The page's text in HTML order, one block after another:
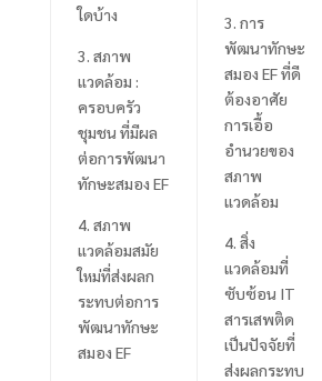
ใดบ้าง
3. สภาพ
แวดล้อม :
ครอบครัว
ชุมชน ที่มีผล
ต่อการพัฒนา
ทักษะสมอง EF
4. สภาพ
แวดล้อมสมัย
ใหม่ที่ส่งผลก
ระทบต่อการ
พัฒนาทักษะ
สมอง EF
3. การ
พัฒนาทักษะ
สมอง EFที่ดี
ต้องอาศัย
การเอื้อ
อำนวยของ
สภาพ
แวดล้อม
4. สิ่ง
แวดล้อมที่
ซับซ้อน IT
สารเสพติด
เป็นปัจจัยที่
ส่งผลกระทบ